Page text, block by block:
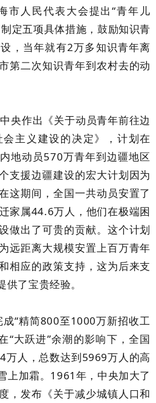
市人民代表大会提出“青年儿
定五项具体措施，鼓励知识青
，当年就有2万多知识青年离
第二次知识青年到农村去的动
央作出《关于动员青年前往边
主义建设的决定》，计划在
地动员570万青年到边疆地区
支援边疆建设的宏大计划因为
这期间，全国一共动员安置了
家属44.6万人，他们在极端困
做出了可贵的贡献。这个计划
远距离大规模安置上百万青年
相应的政策支持，这为后来支
了宝贵经验。
“精简800至1000万新招收工
“大跃进”余潮的影响下，全国
万人，总数达到5969万人的高
上加霜。1961年，中央加大了
，发布《关于减少城镇人口和